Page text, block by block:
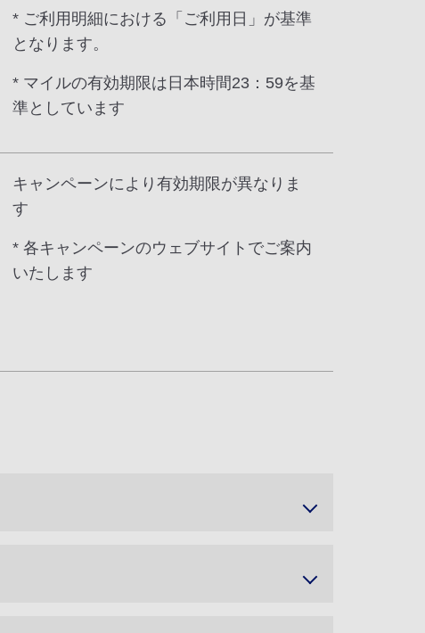
* ご利用明細における「ご利用日」が基準
となります。
* マイルの有効期限は日本時間23：59を基
準としています
キャンペーンにより有効期限が異なりま
す
* 各キャンペーンのウェブサイトでご案内
いたします